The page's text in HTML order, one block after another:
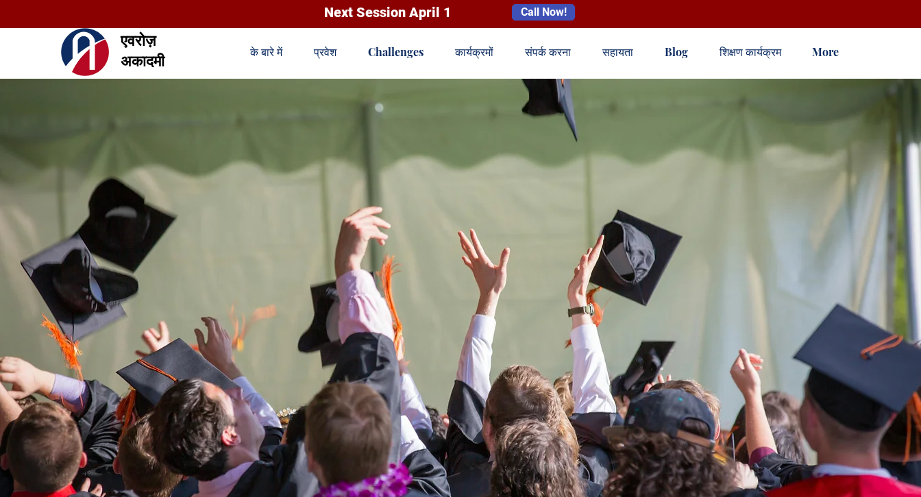
Next Session April 1 Call Now!
एवरोज़
अकादमी
के बारे में प्रवेश Challenges कार्यक्रमों संपर्क करना सहायता Blog शिक्षण कार्यक्रम More